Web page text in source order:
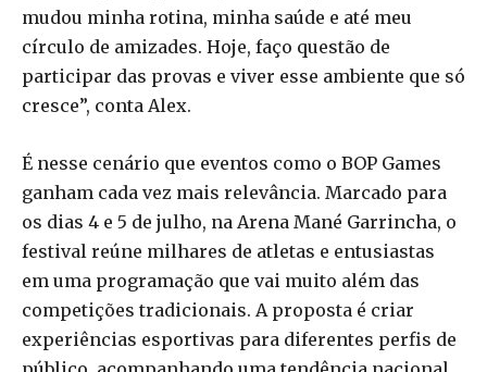
mudou minha rotina, minha saúde e até meu
círculo de amizades. Hoje, faço questão de
participar das provas e viver esse ambiente que só
cresce”, conta Alex.
É nesse cenário que eventos como o BOP Games
ganham cada vez mais relevância. Marcado para
os dias 4 e 5 de julho, na Arena Mané Garrincha, o
festival reúne milhares de atletas e entusiastas
em uma programação que vai muito além das
competições tradicionais. A proposta é criar
experiências esportivas para diferentes perfis de